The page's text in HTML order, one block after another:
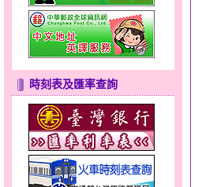
時刻表及匯率查詢